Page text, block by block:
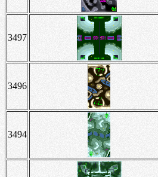
3497
3496
3494